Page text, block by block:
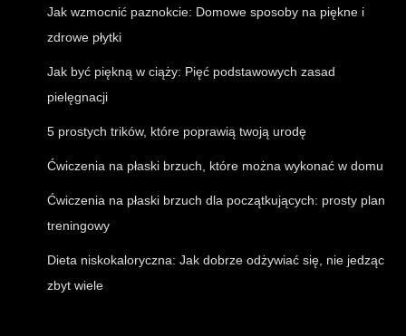
Jak wzmocnić paznokcie: Domowe sposoby na piękne i
zdrowe płytki
Jak być piękną w ciąży: Pięć podstawowych zasad
pielęgnacji
5 prostych trików, które poprawią twoją urodę
Ćwiczenia na płaski brzuch, które można wykonać w domu
Ćwiczenia na płaski brzuch dla początkujących: prosty plan
treningowy
Dieta niskokaloryczna: Jak dobrze odżywiać się, nie jedząc
zbyt wiele